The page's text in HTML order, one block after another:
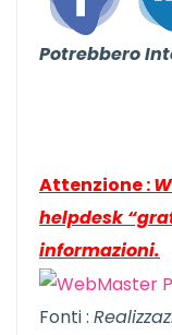
Potrebbero
Attenzione :
helpdesk
informazioni.
Fonti :